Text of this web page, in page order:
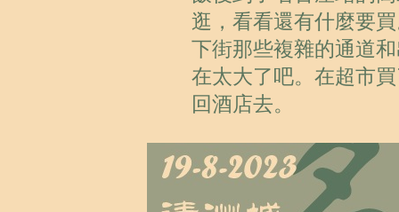
逛，看看還有什麼要
下街那些複雜的通道
在太大了吧。在超市
回酒店去。